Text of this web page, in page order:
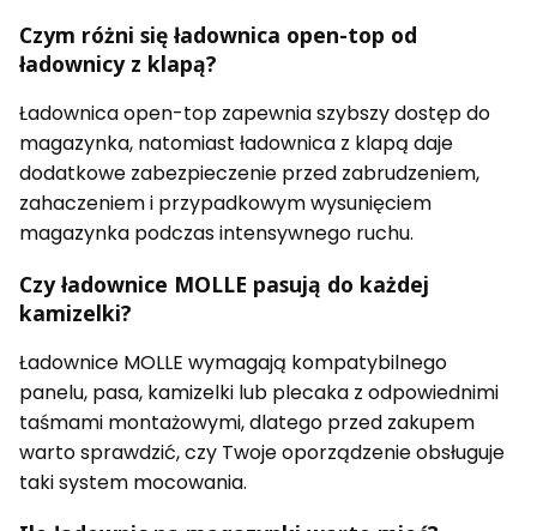
Czym różni się ładownica open-top od
ładownicy z klapą?
Ładownica open-top zapewnia szybszy dostęp do
magazynka, natomiast ładownica z klapą daje
dodatkowe zabezpieczenie przed zabrudzeniem,
zahaczeniem i przypadkowym wysunięciem
magazynka podczas intensywnego ruchu.
Czy ładownice MOLLE pasują do każdej
kamizelki?
Ładownice MOLLE wymagają kompatybilnego
panelu, pasa, kamizelki lub plecaka z odpowiednimi
taśmami montażowymi, dlatego przed zakupem
warto sprawdzić, czy Twoje oporządzenie obsługuje
taki system mocowania.